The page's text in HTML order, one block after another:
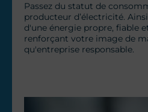
Passez du statut de
producteur d’électricité.
d'une énergie propre, fiable
renforçant votre image de
qu'entreprise responsable.